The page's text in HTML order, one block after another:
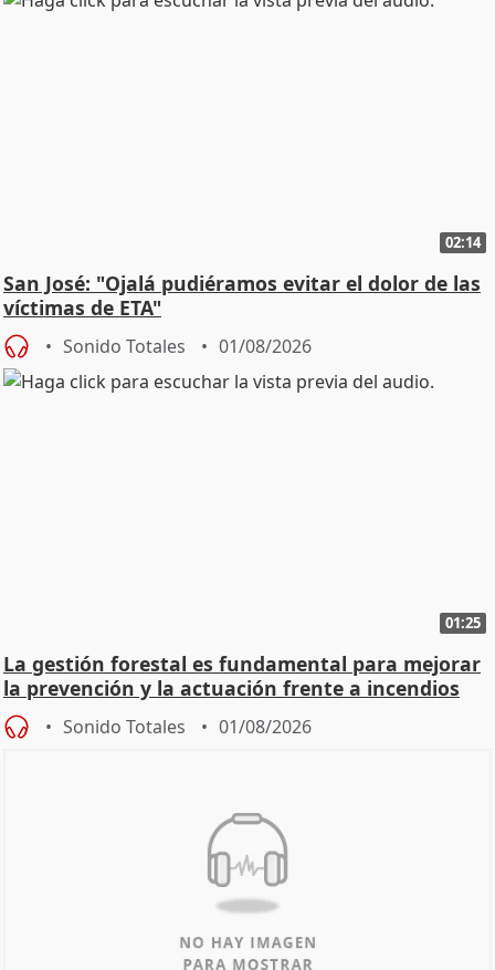
02:14
San José: "Ojalá pudiéramos evitar el dolor de las
víctimas de ETA"
Sonido Totales 01/08/2026
01:25
La gestión forestal es fundamental para mejorar
la prevención y la actuación frente a incendios
Sonido Totales 01/08/2026